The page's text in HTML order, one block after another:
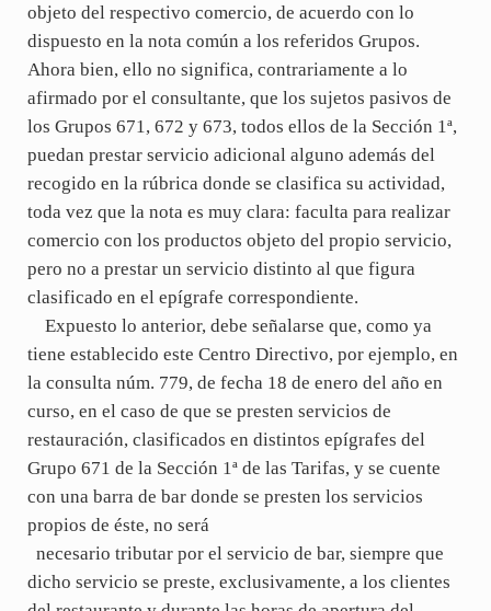
objeto del respectivo comercio, de acuerdo con lo
dispuesto en la nota común a los referidos Grupos.
Ahora bien, ello no significa, contrariamente a lo
afirmado por el consultante, que los sujetos pasivos de
los Grupos 671, 672 y 673, todos ellos de la Sección 1ª,
puedan prestar servicio adicional alguno además del
recogido en la rúbrica donde se clasifica su actividad,
toda vez que la nota es muy clara: faculta para realizar
comercio con los productos objeto del propio servicio,
pero no a prestar un servicio distinto al que figura
clasificado en el epígrafe correspondiente.
Expuesto lo anterior, debe señalarse que, como ya
tiene establecido este Centro Directivo, por ejemplo, en
la consulta núm. 779, de fecha 18 de enero del año en
curso, en el caso de que se presten servicios de
restauración, clasificados en distintos epígrafes del
Grupo 671 de la Sección 1ª de las Tarifas, y se cuente
con una barra de bar donde se presten los servicios
propios de éste, no será
necesario tributar por el servicio de bar, siempre que
dicho servicio se preste, exclusivamente, a los clientes